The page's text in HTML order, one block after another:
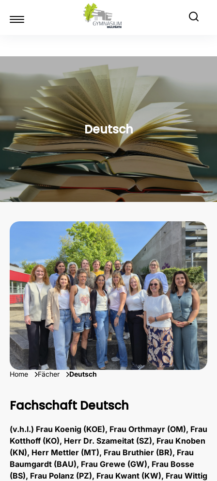
Deutsch
Home Fächer Deutsch
Fachschaft Deutsch
(v.h.l.) Frau Koenig (KOE), Frau Orthmayr (OM), Frau
Kotthoff (KO), Herr Dr. Szameitat (SZ), Frau Knoben
(KN), Herr Mettler (MT), Frau Bruthier (BR), Frau
Baumgardt (BAU), Frau Grewe (GW), Frau Bosse
(BS), Frau Polanz (PZ), Frau Kwant (KW), Frau Wittig